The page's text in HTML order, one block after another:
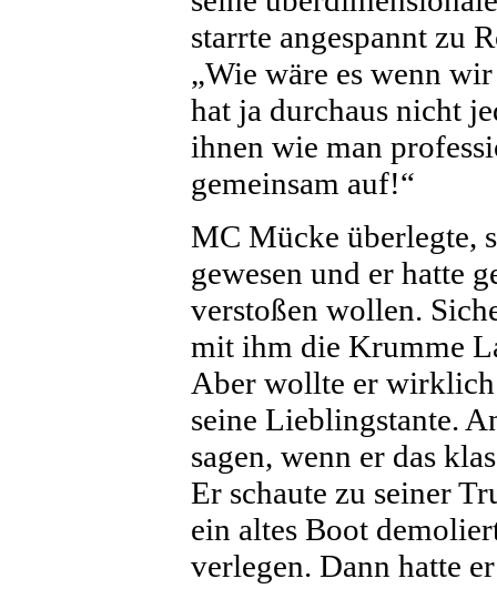
starrte angespannt zu
„Wie wäre es wenn
hat ja durchaus nicht
ihnen wie man
gemeinsam auf!“
MC Mücke überlegte,
gewesen und er hatte
verstoßen wollen.
mit ihm die Krumme
Aber wollte er wirklich
seine Lieblingstante.
sagen, wenn er das
Er schaute zu seiner
ein altes Boot
verlegen. Dann hatte